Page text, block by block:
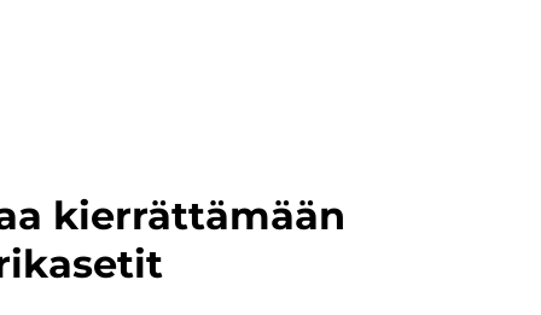
kierrättämään